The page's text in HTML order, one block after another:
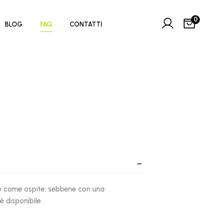
BLOG FAQ CONTATTI
0
come ospite: sebbene con una
disponibile.